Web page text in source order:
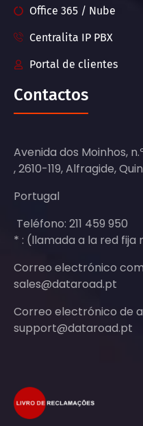
Office 365 / Nube
Centralita IP PBX
Portal de clientes
Contactos
Avenida dos Moinhos,
, 2610-119, Alfragide,
Portugal
Teléfono: 211 459 950
* : (llamada a la red fija
Correo electrónico
sales@dataroad.pt
Correo electrónico de
support@dataroad.pt